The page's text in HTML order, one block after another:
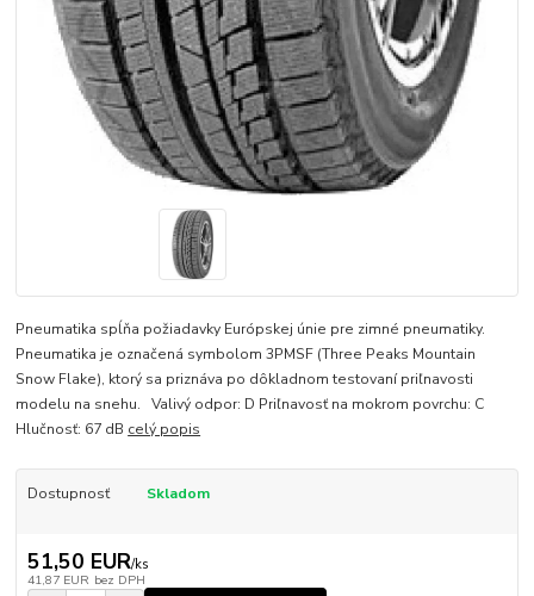
Pneumatika spĺňa požiadavky Európskej únie pre zimné pneumatiky.
Pneumatika je označená symbolom 3PMSF (Three Peaks Mountain
Snow Flake), ktorý sa priznáva po dôkladnom testovaní priľnavosti
modelu na snehu. Valivý odpor: D Priľnavosť na mokrom povrchu: C
Hlučnosť: 67 dB celý popis
Dostupnosť Skladom
51,50 EUR/ks
41,87 EUR bez DPH